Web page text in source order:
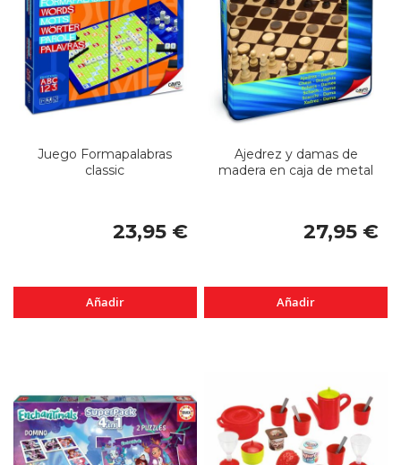
Juego Formapalabras
classic
23,95 €
Añadir
Ajedrez y damas de
madera en caja de metal
27,95 €
Añadir